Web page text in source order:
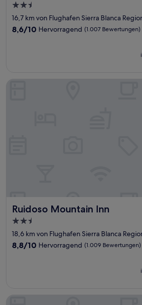
2.5-
Sterne-
Unterkunft
16,7 km von Flughafen Sierra Blanca
8.6
8,6/10 Hervorragend (1.007 Bewertungen)
Ruidoso Mountain Inn
Ruidoso Mountain Inn
2.5-
Sterne-
Unterkunft
18,6 km von Flughafen Sierra Blanca
8.8
8,8/10 Hervorragend (1.009 Bewertungen)
Quality Inn Ruidoso